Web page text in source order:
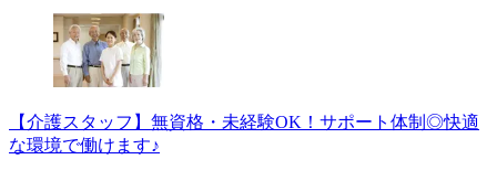
【介護スタッフ】無資格・未経験OK！サポート体制◎快適
な環境で働けます♪